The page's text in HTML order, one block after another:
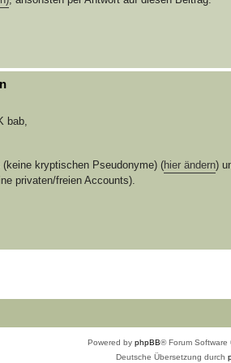
bab,
kryptischen Pseudonyme) (hier ändern)
privaten/freien Accounts).
Powered by phpBB® Forum Software
Deutsche Übersetzung durch